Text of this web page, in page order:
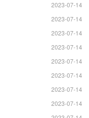
2023-07-14
2023-07-14
2023-07-14
2023-07-14
2023-07-14
2023-07-14
2023-07-14
2023-07-14